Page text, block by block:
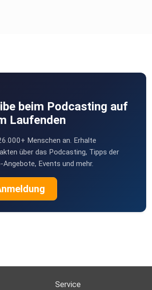
beim Podcasting auf
Laufenden
Menschen an. Erhalte
über das Podcasting, Tipps der
Angebote, Events und mehr.
Service